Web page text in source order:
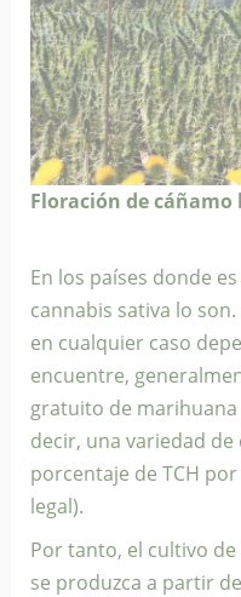
Floración de cáñamo
En los países donde
cannabis sativa lo
en cualquier caso
encuentre,
gratuito de marihuana
decir, una variedad
porcentaje de TCH
legal).
Por tanto, el cultivo
se produzca a partir